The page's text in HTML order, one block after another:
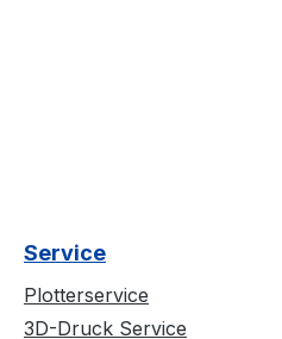
Service
Plotterservice
3D-Druck Service